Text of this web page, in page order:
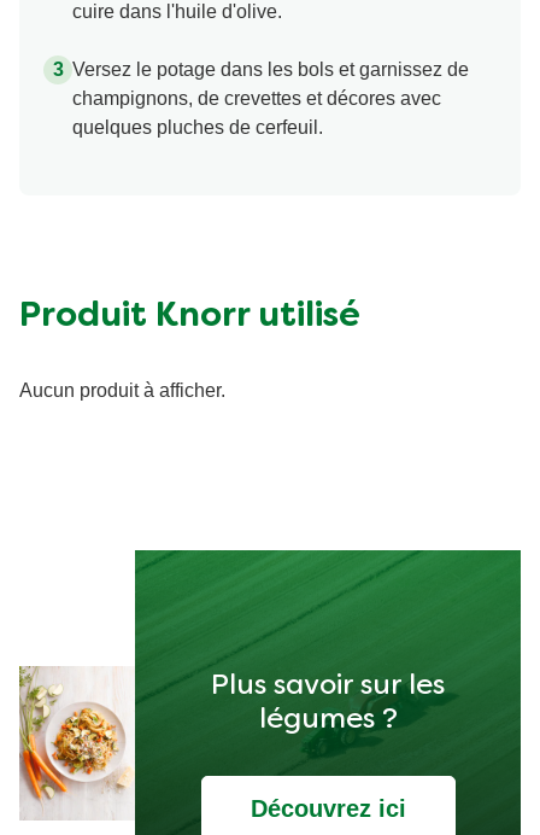
cuire dans l'huile d'olive.
Versez le potage dans les bols et garnissez de
champignons, de crevettes et décores avec
quelques pluches de cerfeuil.
Produit Knorr utilisé
Aucun produit à afficher.
Plus savoir sur les
légumes ?
Découvrez ici